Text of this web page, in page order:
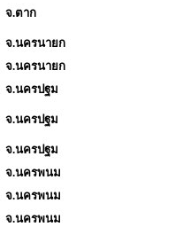
จ.ตาก
จ.นครนายก
จ.นครนายก
จ.นครปฐม
จ.นครปฐม
จ.นครปฐม
จ.นครพนม
จ.นครพนม
จ.นครพนม